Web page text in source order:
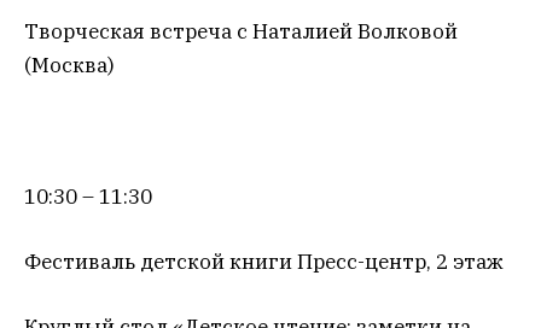
Творческая встреча с Наталией Волковой
(Москва)
10:30 – 11:30
Фестиваль детской книги Пресс-центр, 2 этаж